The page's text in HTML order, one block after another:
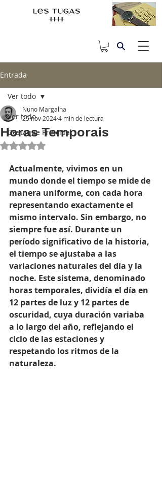
Entrada
Ver todo
Destaque Principal
Ver todo
Horas Temporais
Nuno Margalha
25 nov 20244 min de lectura
Obtuvo NaN de 5 estrellas.
Actualmente, vivimos en un
mundo donde el tiempo se mide de
manera uniforme, con cada hora
representando exactamente el
mismo intervalo. Sin embargo, no
siempre fue así. Durante un
período significativo de la historia,
el tiempo se ajustaba a las
variaciones naturales del día y la
noche. Este sistema, denominado
horas temporales, dividía el día en
12 partes de luz y 12 partes de
oscuridad, cuya duración variaba
a lo largo del año, reflejando el
ciclo de las estaciones y
respetando los ritmos de la
naturaleza.